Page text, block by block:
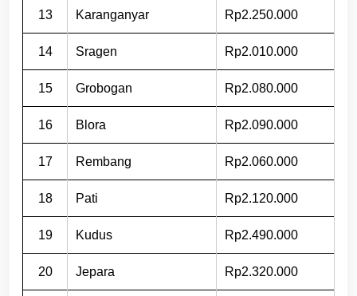
13 Karanganyar Rp2.250.000
14 Sragen Rp2.010.000
15 Grobogan Rp2.080.000
16 Blora Rp2.090.000
17 Rembang Rp2.060.000
18 Pati Rp2.120.000
19 Kudus Rp2.490.000
20 Jepara Rp2.320.000